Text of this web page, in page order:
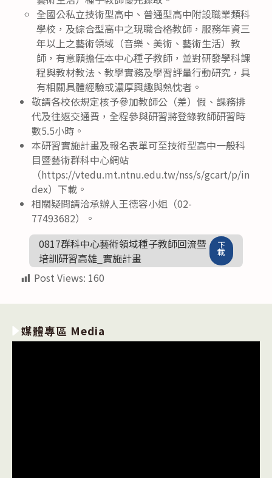
全國公私立技術型高中、普通型高中附設職業類科
學校，及綜合型高中之現職合格教師，服務年資三
年以上之藝術領域（音樂、美術、藝術生活）教
師，有意願擔任本中心種子教師，並對研發學科課
程與教材教法、教學實務及學習評量行動研究，具
有相關具體經驗或濃厚興趣與熱忱者。
敬請各校依規定核予參加教師公（差）假、課務排
代及往返交通費，全程參與研習將登錄教師研習時
數5.5小時。
本研習實施計畫及報名表單可至技術型高中一般科
目暨藝術群科中心網站
（https://vtedu.mt.ntnu.edu.tw/nss/s/gcart/p/in
dex）下載。
相關疑問請洽承辦人王德容小姐（02-
77493682）。
0817群科中心藝術領域種子教師回流暨
培訓研習高雄_實施計畫
下
載
Post Views: 160
媒體專區 Media